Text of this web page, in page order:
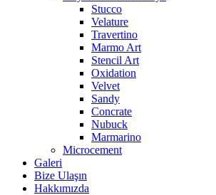
Stucco
Velature
Travertino
Marmo Art
Stencil Art
Oxidation
Velvet
Sandy
Concrate
Nubuck
Marmarino
Microcement
Galeri
Bize Ulaşın
Hakkımızda